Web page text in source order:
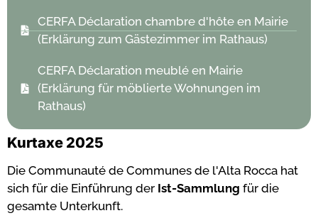
CERFA Déclaration chambre d'hôte en Mairie
(Erklärung zum Gästezimmer im Rathaus)
CERFA Déclaration meublé en Mairie
(Erklärung für möblierte Wohnungen im
Rathaus)
Kurtaxe 2025
Die Communauté de Communes de l'Alta Rocca hat
sich für die Einführung der Ist-Sammlung für die
gesamte Unterkunft.